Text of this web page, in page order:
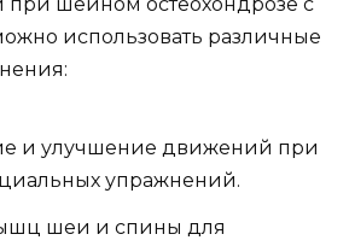
использовать различные
и улучшение движений при
упражнений.
шеи и спины для